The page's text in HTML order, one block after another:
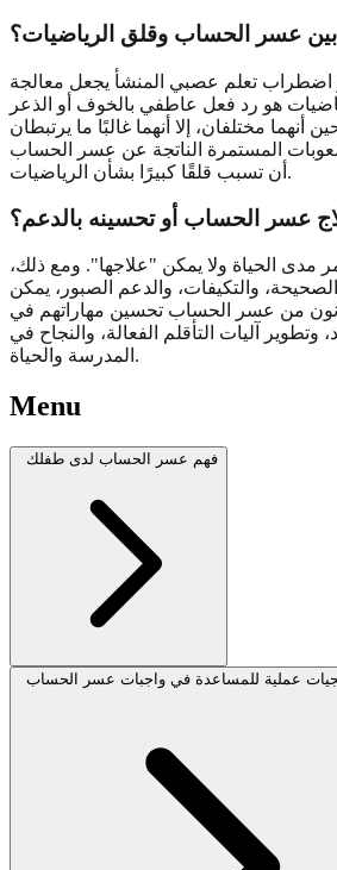
عسر الحساب وقلق الرياضيات؟
تعلم عصبي المنشأ يجعل معالجة
هو رد فعل عاطفي بالخوف أو الذعر
أنهما مختلفان، إلا أنهما غالبًا ما يرتبطان
المستمرة الناتجة عن عسر الحساب
أن تسبب قلقًا كبيرًا بشأن الرياضيات.
عسر الحساب أو تحسينه بالدعم؟
الحياة ولا يمكن "علاجها". ومع ذلك،
والتكيفات، والدعم الصبور، يمكن
من عسر الحساب تحسين مهاراتهم في
وتطوير آليات التأقلم الفعالة، والنجاح في
المدرسة والحياة.
Menu
فهم عسر الحساب لدى طفلك
عملية للمساعدة في واجبات عسر الحساب